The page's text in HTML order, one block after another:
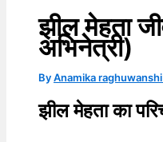
झील मेहता
अभिनेत्री)
ByAnamika raghuwanshi
झील मेहता का